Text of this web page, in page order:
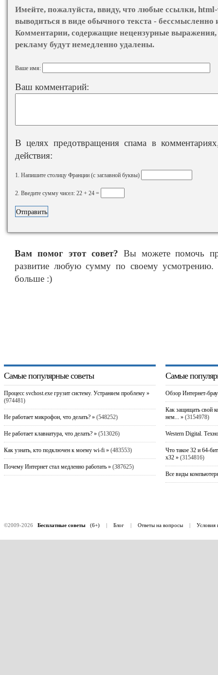
Имейте, пожалуйста, ввиду, что любые ссылки,
выводиться в виде обычного текста - бессмысленно
Комментарии, содержащие нецензурные
рекламу будут немедленно удалены.
Ваше имя:
Ваш комментарий:
В целях предотвращения спама в
действия:
1. Напишите столицу Франции (с заглавной буквы)
2. Введите сумму чисел: 22 + 24 =
Вам помог этот совет? Вы можете помочь
развитие любую сумму по своему
больше :)
Самые популярные советы
Процесс svchost.exe грузит систему. Устраняем проблему »
(974481)
Не работает микрофон, что делать? »(548252)
Не работает клавиатура, что делать? »(513026)
Как узнать, кто подключен к моему wi-fi »(483553)
Почему Интернет стал медленно работать »(387625)
Самые
Обзор Интернет-
Как защищать свой
нем... »(3154978)
Western Digital.
Что такое 32 и 64-
x32 »(3154816)
Все виды
©2009-2026 Бесплатные советы(6+) | Блог | Ответы на вопросы | Условия